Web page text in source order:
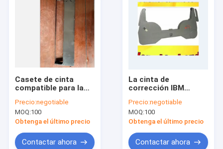
Casete de cinta
compatible para la
9903L de Tally
Dascom 2600+
Precio:negotiable
MOQ:100
Obtenga el último precio
Contactar ahora
La cinta de
corrección IBM
2000 2100 2500 3000
6779 6781/2 6782
6783/2 6784 6785
cinta
Precio:negotiable
MOQ:100
Obtenga el último precio
Contactar ahora